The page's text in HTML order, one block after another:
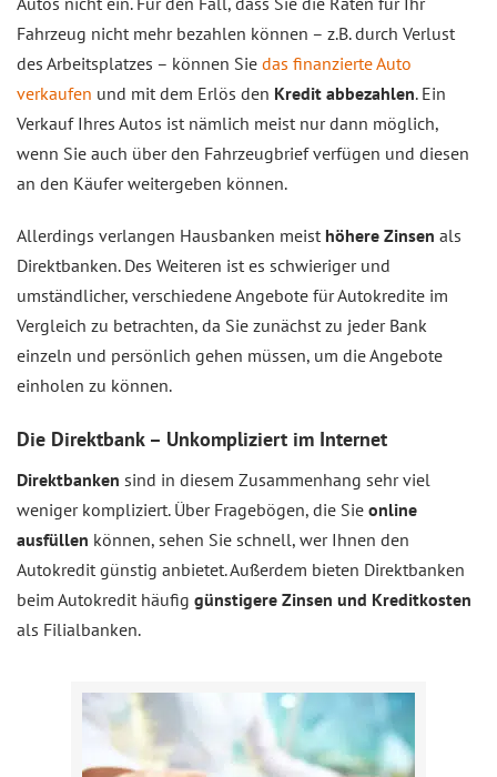
Fahrzeug nicht mehr bezahlen können – z.B. durch Verlust
des Arbeitsplatzes – können Sie das finanzierte Auto
verkaufen und mit dem Erlös den Kredit abbezahlen. Ein
Verkauf Ihres Autos ist nämlich meist nur dann möglich,
wenn Sie auch über den Fahrzeugbrief verfügen und diesen
an den Käufer weitergeben können.
Allerdings verlangen Hausbanken meist höhere Zinsen als
Direktbanken. Des Weiteren ist es schwieriger und
umständlicher, verschiedene Angebote für Autokredite im
Vergleich zu betrachten, da Sie zunächst zu jeder Bank
einzeln und persönlich gehen müssen, um die Angebote
einholen zu können.
Die Direktbank – Unkompliziert im Internet
Direktbanken sind in diesem Zusammenhang sehr viel
weniger kompliziert. Über Fragebögen, die Sie online
ausfüllen können, sehen Sie schnell, wer Ihnen den
Autokredit günstig anbietet. Außerdem bieten Direktbanken
beim Autokredit häufig günstigere Zinsen und Kreditkosten
als Filialbanken.